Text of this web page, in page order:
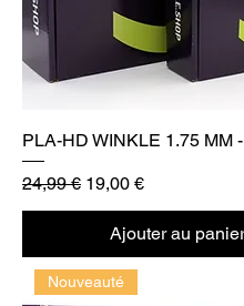
PLA-HD WINKLE 1.75 MM
Prix original
24,99 € Prix promotionnel
19,00 €
Ajouter au panier
Nouveauté